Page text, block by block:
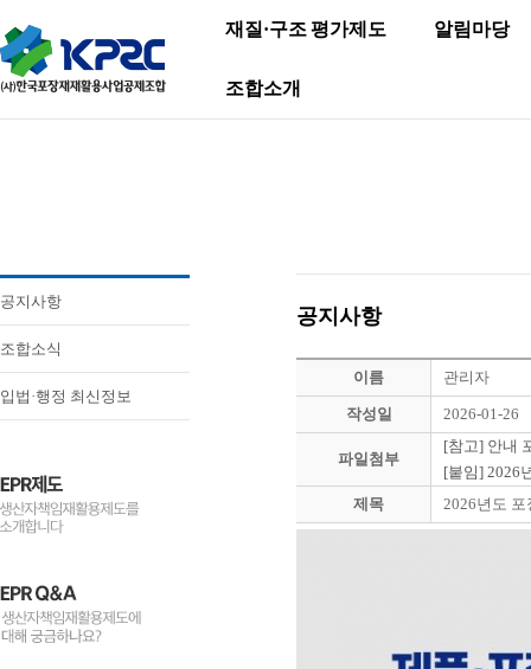
재질·구조 평가제도 알림마당
조합소개
공지사항
조합소식
입법·행정 최신정보
공지사항
이름 관리자
작성일 2026-01-26
파일첨부
[참고] 안내
[붙임] 2026
제목
2026년도